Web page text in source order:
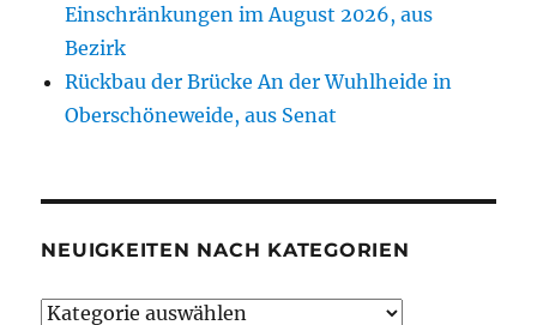
Einschränkungen im August 2026, aus
Bezirk
Rückbau der Brücke An der Wuhlheide in
Oberschöneweide, aus Senat
NEUIGKEITEN NACH KATEGORIEN
Neuigkeiten